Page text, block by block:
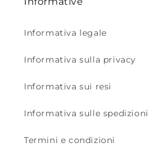
Informativa legale
Informativa sulla privacy
Informativa sui resi
Informativa sulle spedizioni
Termini e condizioni